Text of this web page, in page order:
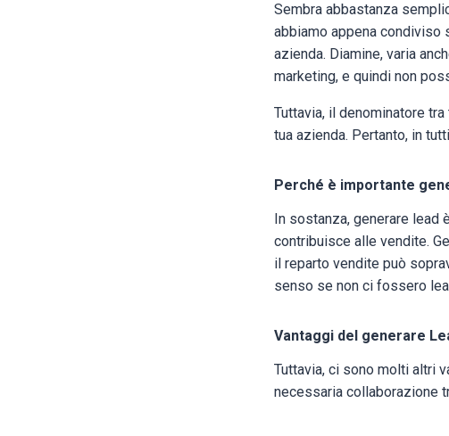
Sembra abbastanza
abbiamo appena condiviso
azienda. Diamine, varia
marketing, e quindi non
Tuttavia, il denominatore
tua azienda. Pertanto, in
Perché è importante
In sostanza, generare lead
contribuisce alle vendite.
il reparto vendite può
senso se non ci fossero
Vantaggi del generare
Tuttavia, ci sono molti altri
necessaria collaborazione